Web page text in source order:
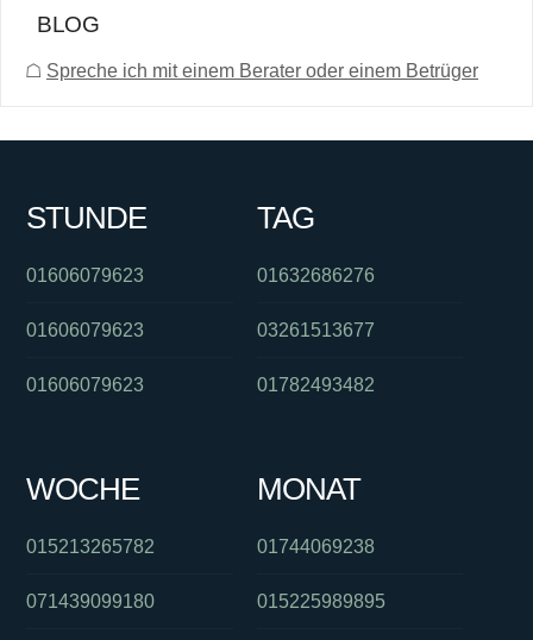
BLOG
☖ Spreche ich mit einem Berater oder einem Betrüger
STUNDE
01606079623
01606079623
01606079623
TAG
01632686276
03261513677
01782493482
WOCHE
015213265782
071439099180
MONAT
01744069238
015225989895